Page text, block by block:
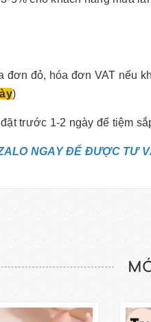
đơn đỏ, hóa đơn VAT nếu
)
trước 1-2 ngày để tiệm
NGAY ĐỂ ĐƯỢC TƯ